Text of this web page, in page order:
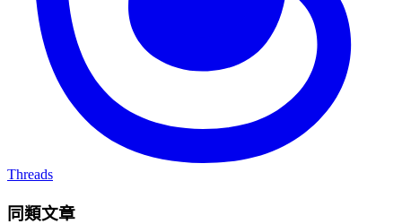
Threads
同類文章